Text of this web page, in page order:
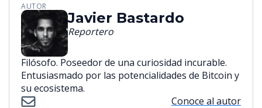
AUTOR
Javier Bastardo
Reportero
Filósofo. Poseedor de una curiosidad incurable.
Entusiasmado por las potencialidades de Bitcoin y
su ecosistema.
Conoce al autor